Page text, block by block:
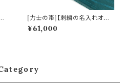
[力士の帯]【刺繍の名入れオプ
ション有】博多帯(夏用) 黒木織
物 謹製 紗献上『緑碧』五献上柄
¥61,000